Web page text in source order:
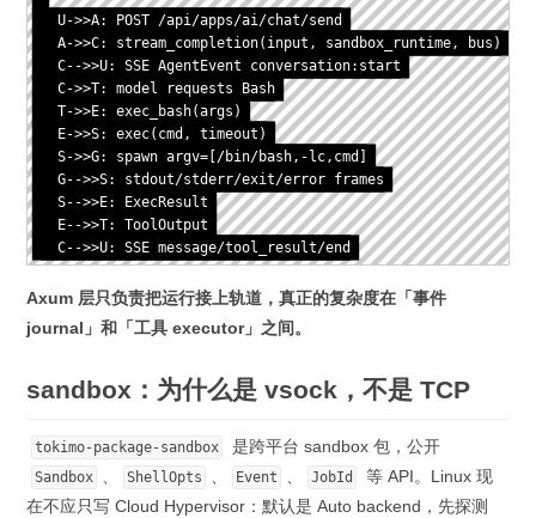
  U->>A: POST /api/apps/ai/chat/send
  A->>C: stream_completion(input, sandbox_runtime, bus)
  C-->>U: SSE AgentEvent conversation:start
  C->>T: model requests Bash
  T->>E: exec_bash(args)
  E->>S: exec(cmd, timeout)
  S->>G: spawn argv=[/bin/bash,-lc,cmd]
  G-->>S: stdout/stderr/exit/error frames
  S-->>E: ExecResult
  E-->>T: ToolOutput
  C-->>U: SSE message/tool_result/end
Axum 层只负责把运行接上轨道，真正的复杂度在「事件
journal」和「工具 executor」之间。
sandbox：为什么是 vsock，不是 TCP
tokimo-package-sandbox 是跨平台 sandbox 包，公开
Sandbox 、 ShellOpts 、 Event 、 JobId
等 API。Linux 现
在不应只写 Cloud Hypervisor：默认是 Auto backend，先探测